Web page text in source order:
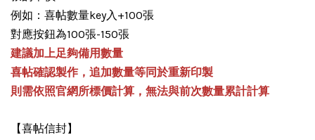
例如：喜帖數量key入+100張
對應按鈕為100張-150張
建議加上足夠備用數量
喜帖確認製作，追加數量等同於重新印製
則需依照官網所標價計算，無法與前次數量累計計算
【喜帖信封】